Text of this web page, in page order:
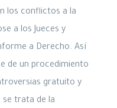
los conflictos a la
a los Jueces y
a Derecho. Así
de un procedimiento
gratuito y
se trata de la